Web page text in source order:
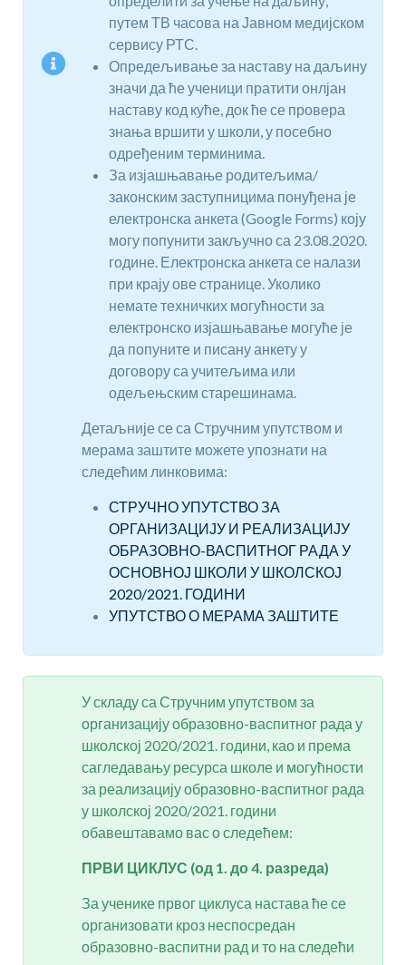
путем ТВ часова на Јавном медијском
сервису РТС.
Опредељивање за наставу на даљину
значи да ће ученици пратити онлјан
наставу код куће, док ће се провера
знања вршити у школи, у посебно
одређеним терминима.
За изјашњавање родитељима/
законским заступницима понуђена је
електронска анкета (Google Forms) коју
могу попунити закључно са 23.08.2020.
године. Електронска анкета се налази
при крају ове странице. Уколико
немате техничких могућности за
електронско изјашњавање могуће је
да попуните и писану анкету у
договору са учитељима или
одељењским старешинама.
Детаљније се са Стручним упутством и
мерама заштите можете упознати на
следећим линковима:
СТРУЧНО УПУТСТВО ЗА
ОРГАНИЗАЦИЈУ И РЕАЛИЗАЦИЈУ
ОБРАЗОВНО-ВАСПИТНОГ РАДА У
ОСНОВНОЈ ШКОЛИ У ШКОЛСКОЈ
2020/2021. ГОДИНИ
УПУТСТВО О МЕРАМА ЗАШТИТЕ
У складу са Стручним упутством за
организацију образовно-васпитног рада у
школској 2020/2021. години, као и према
сагледавању ресурса школе и могућности
за реализацију образовно-васпитног рада
у школској 2020/2021. години
обавештавамо вас о следећем:
ПРВИ ЦИКЛУС (од 1. до 4. разреда)
За ученике првог циклуса настава ће се
организовати кроз неспосредан
образовно-васпитни рад и то на следећи